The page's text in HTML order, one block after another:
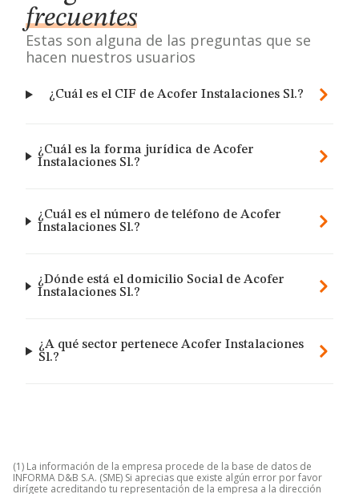
frecuentes
Estas son alguna de las preguntas que se
hacen nuestros usuarios
¿Cuál es el CIF de Acofer Instalaciones Sl.?
¿Cuál es la forma jurídica de Acofer
Instalaciones Sl.?
¿Cuál es el número de teléfono de Acofer
Instalaciones Sl.?
¿Dónde está el domicilio Social de Acofer
Instalaciones Sl.?
¿A qué sector pertenece Acofer Instalaciones
Sl.?
(1) La información de la empresa procede de la base de datos de
INFORMA D&B S.A. (SME) Si aprecias que existe algún error por favor
dirígete acreditando tu representación de la empresa a la dirección